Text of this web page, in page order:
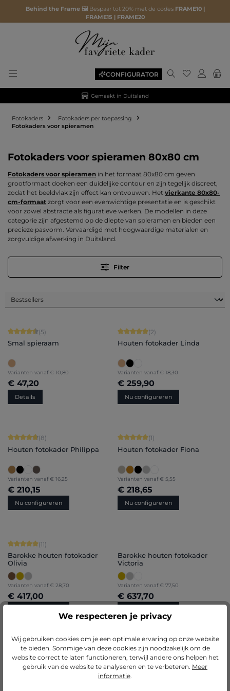
Behind the Frame 🖼️ Bespaar tot 20% met de codes FRAME10 |
FRAME15 | FRAME20
CONFIGURATOR Je hebt 0
Gemaakt in Duitsland
Fotokaders
Fotokaders per toepassing
Fotokaders voor spieramen
Fotokaders voor spieramen 80x80 cm
Fotokaders voor spieramen in het formaat 80x80 cm geven
grootformaat doeken een duidelijke contour en zijn tegelijk discreet,
zodat het beeldvlak zijn effect kan ontvouwen. Het vierkante 80x80-
cm-formaat zorgt voor een evenwichtige presentatie en is geschikt
voor zowel abstracte als figuratieve werken. De modellen in deze
categorie zijn afgestemd op de diepte van spieramen en bieden een
precieze pasvorm. Vervaardigd met hoogwaardige materialen en
zorgvuldige afwerking in Duitsland.
Filter
Gemiddelde score van 4.6 op 5 sterren
(5)
Smal spieraam
Varianten vanaf € 10,80
€ 47,20
Details
Gemiddelde score van 5 op 5 sterren
(2)
Houten fotokader Linda
Varianten vanaf € 18,30
€ 259,90
Nu configureren
Gemiddelde score van 4.75 op 5 sterren
(8)
Houten fotokader Philippa
Varianten vanaf € 16,25
€ 210,15
Nu configureren
Gemiddelde score van 5 op 5 sterren
(1)
Houten fotokader Fiona
Varianten vanaf € 5,55
€ 218,65
Nu configureren
Gemiddelde score van 5 op 5 sterren
(11)
Barokke houten fotokader
Olivia
Varianten vanaf € 28,70
€ 417,00
Barokke houten fotokader
Victoria
Varianten vanaf € 77,50
€ 637,70
Gemiddelde score van 4.67 op 5 sterren
(3)
Houten fotokader Lara
Houten fotokader Leonie
We respecteren je privacy
Wij gebruiken cookies om je een optimale ervaring op onze website
te bieden. Sommige van deze cookies zijn noodzakelijk om de
website correct te laten functioneren, terwijl andere ons helpen het
gebruik van de website te analyseren en te verbeteren. Meer
informatie.